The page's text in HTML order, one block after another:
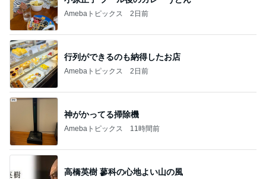
Amebaトピックス 2日前
行列ができるのも納得したお店
Amebaトピックス 2日前
神がかってる掃除機
Amebaトピックス 11時間前
高橋英樹 蓼科の心地よい山の風